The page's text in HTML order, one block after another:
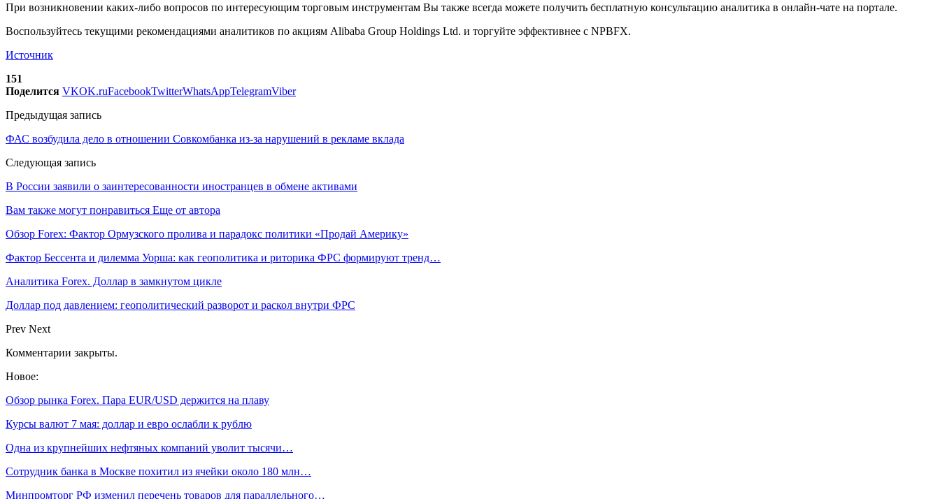
При возникновении каких-либо вопросов по интересующим торговым инструментам Вы также всегда можете получить бесплатную консультацию аналитика в онлайн-чате на портале.
Воспользуйтесь текущими рекомендациями аналитиков по акциям Alibaba Group Holdings Ltd. и торгуйте эффективнее с NPBFX.
Источник
151
Поделится VKOK.ruFacebookTwitterWhatsAppTelegramViber
Предыдущая запись
ФАС возбудила дело в отношении Совкомбанка из-за нарушений в рекламе вклада
Следующая запись
В России заявили о заинтересованности иностранцев в обмене активами
Вам также могут понравиться Еще от автора
Обзор Forex: Фактор Ормузского пролива и парадокс политики «Продай Америку»
Фактор Бессента и дилемма Уорша: как геополитика и риторика ФРС формируют тренд…
Аналитика Forex. Доллар в замкнутом цикле
Доллар под давлением: геополитический разворот и раскол внутри ФРС
Prev Next
Комментарии закрыты.
Новое:
Обзор рынка Forex. Пара EUR/USD держится на плаву
Курсы валют 7 мая: доллар и евро ослабли к рублю
Одна из крупнейших нефтяных компаний уволит тысячи…
Сотрудник банка в Москве похитил из ячейки около 180 млн…
Минпромторг РФ изменил перечень товаров для параллельного…